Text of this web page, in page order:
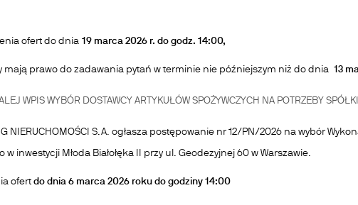
ofert do dnia 19 marca 2026 r. do godz. 14:00,
mają prawo do zadawania pytań w terminie nie późniejszym niż do dnia 13
WPIS WYBÓR DOSTAWCY ARTYKUŁÓW SPOŻYWCZYCH NA POTRZEBY
NIERUCHOMOŚCI S.A. ogłasza postępowanie nr 12/PN/2026 na wybór
inwestycji Młoda Białołęka II przy ul. Geodezyjnej 60 w Warszawie.
ofert do dnia 6 marca 2026 roku do godziny 14:00